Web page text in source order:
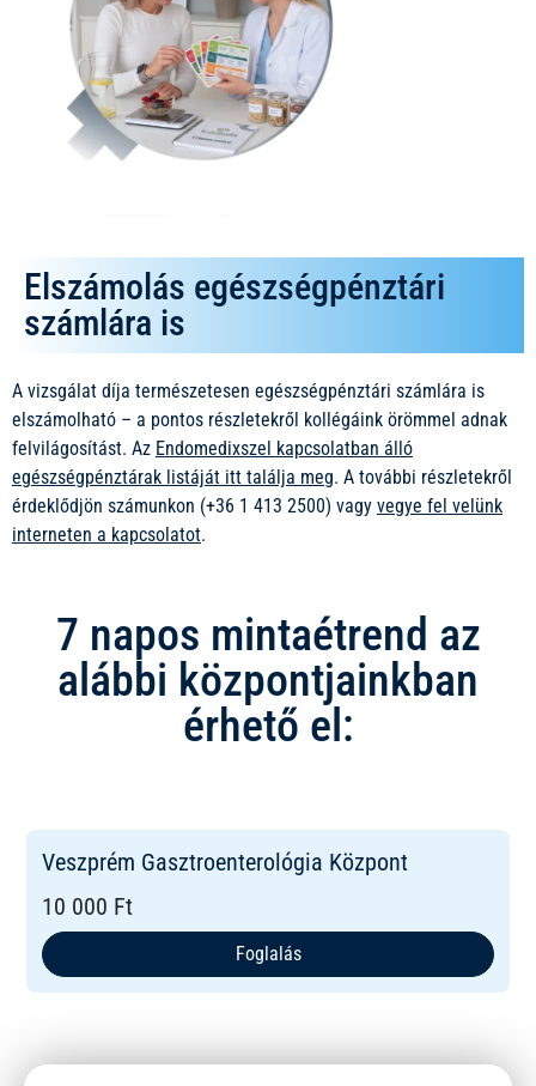
Elszámolás egészségpénztári
számlára is
A vizsgálat díja természetesen egészségpénztári számlára is
elszámolható – a pontos részletekről kollégáink örömmel adnak
felvilágosítást. Az Endomedixszel kapcsolatban álló
egészségpénztárak listáját itt találja meg. A további részletekről
érdeklődjön számunkon (+36 1 413 2500) vagy vegye fel velünk
interneten a kapcsolatot.
7 napos mintaétrend az
alábbi központjainkban
érhető el:
Veszprém Gasztroenterológia Központ
10 000 Ft
Foglalás